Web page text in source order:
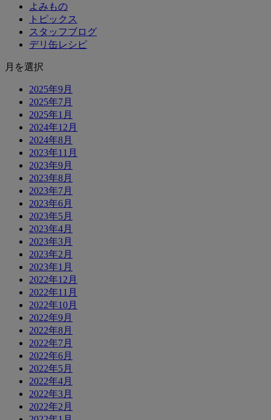
よみもの
トピックス
スタッフブログ
デリ缶レシピ
月を選択
2025年9月
2025年7月
2025年1月
2024年12月
2024年8月
2023年11月
2023年9月
2023年8月
2023年7月
2023年6月
2023年5月
2023年4月
2023年3月
2023年2月
2023年1月
2022年12月
2022年11月
2022年10月
2022年9月
2022年8月
2022年7月
2022年6月
2022年5月
2022年4月
2022年3月
2022年2月